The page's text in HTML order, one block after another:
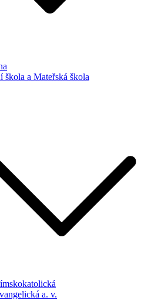
škola a Mateřská škola
a. v.